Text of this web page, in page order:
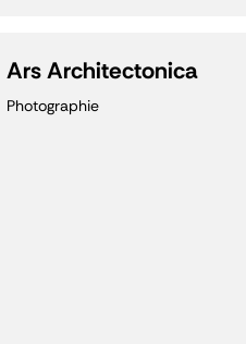
Ars Architectonica
Photographie